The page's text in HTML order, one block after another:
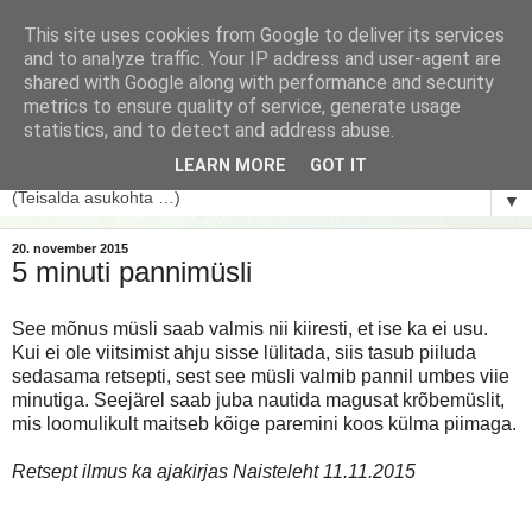
▼
20. november 2015
5 minuti pannimüsli
See mõnus müsli saab valmis nii kiiresti, et ise ka ei usu.
Kui ei ole viitsimist ahju sisse lülitada, siis tasub piiluda
sedasama retsepti, sest see müsli valmib pannil umbes viie
minutiga. Seejärel saab juba nautida magusat krõbemüslit,
mis loomulikult maitseb kõige paremini koos külma piimaga.
Retsept ilmus ka ajakirjas Naisteleht 11.11.2015
This site uses cookies from Google to deliver its services
and to analyze traffic. Your IP address and user-agent are
shared with Google along with performance and security
metrics to ensure quality of service, generate usage
statistics, and to detect and address abuse.
LEARN MORE GOT IT